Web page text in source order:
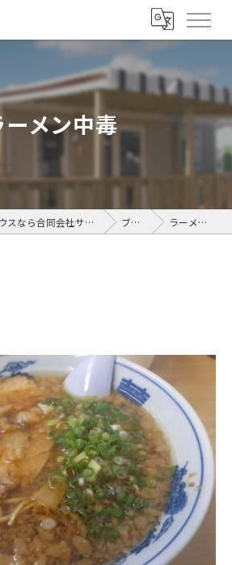
メン中毒
広島でトレーラーハウスなら合同会社サンクビジョン ブログ ラーメン中毒